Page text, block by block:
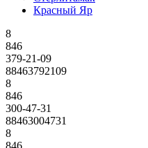
Красный Яр
8
846
379-21-09
88463792109
8
846
300-47-31
88463004731
8
846